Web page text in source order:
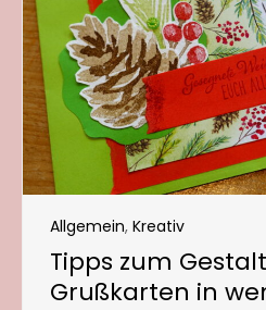
Allgemein, Kreativ
Tipps zum
Grußkarten in